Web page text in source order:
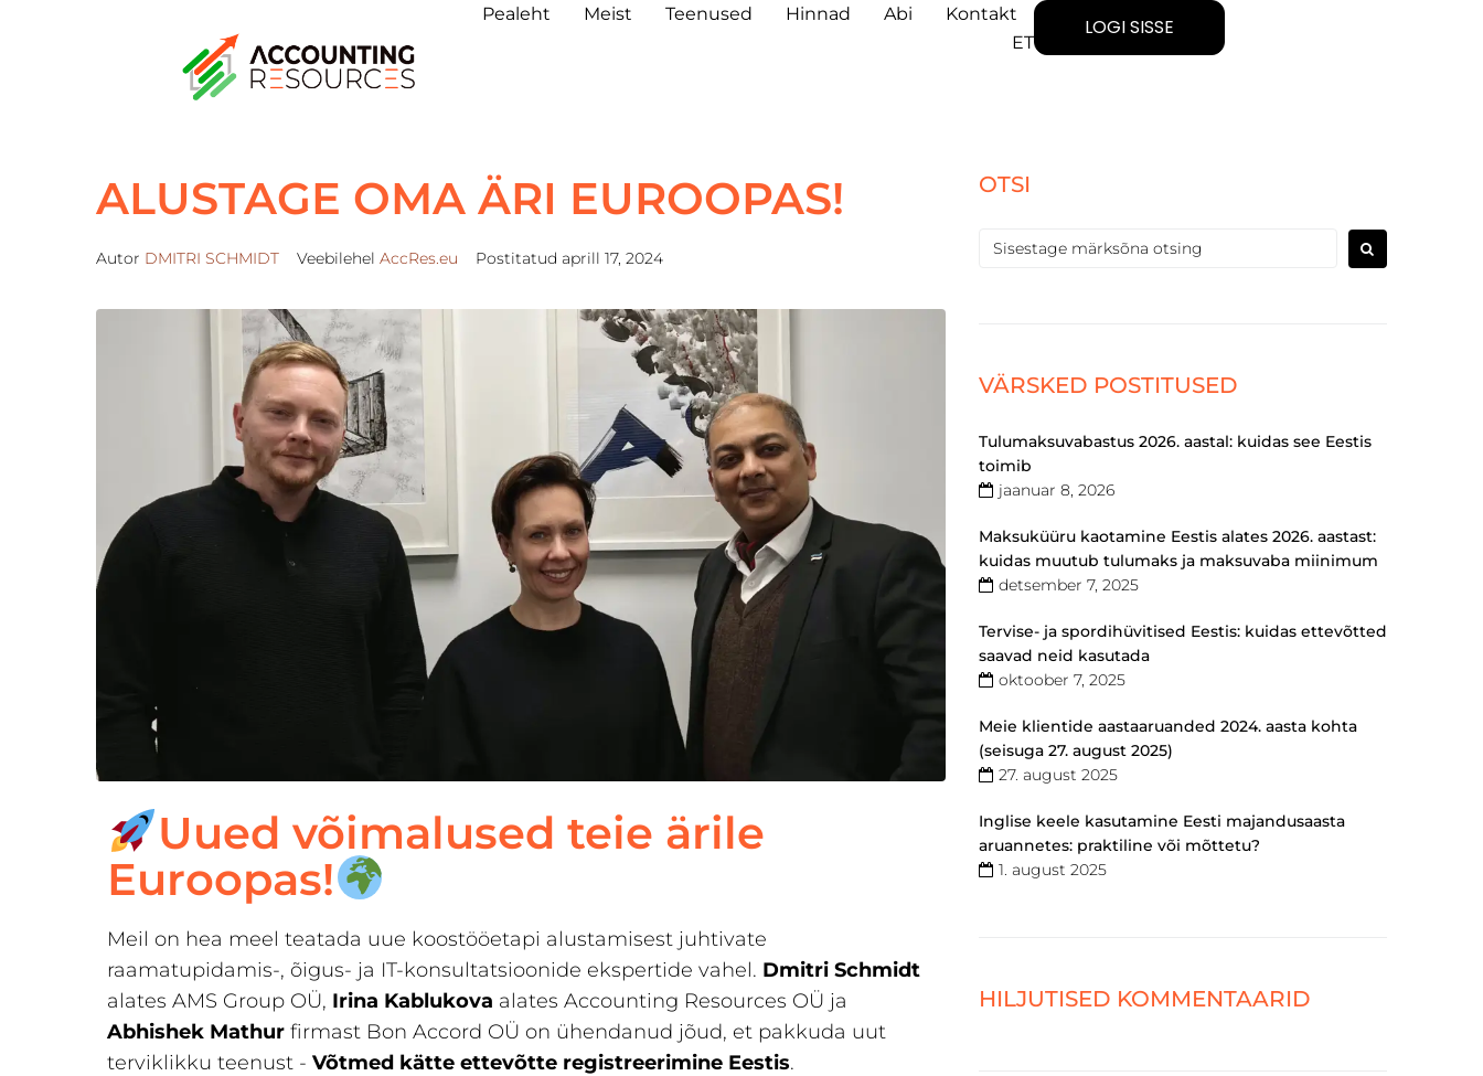
Pealeht Meist Teenused Hinnad Abi
Kontakt
ET
LOGI SISSE
ALUSTAGE OMA ÄRI EUROOPAS!
Autor DMITRI SCHMIDT Veebilehel AccRes.eu Postitatud aprill 17, 2024
Uued võimalused teie ärile
Euroopas!
Meil on hea meel teatada uue koostööetapi alustamisest juhtivate
raamatupidamis-, õigus- ja IT-konsultatsioonide ekspertide vahel. Dmitri Schmidt
alates AMS Group OÜ, Irina Kablukova alates Accounting Resources OÜ ja
Abhishek Mathur firmast Bon Accord OÜ on ühendanud jõud, et pakkuda uut
terviklikku teenust - Võtmed kätte ettevõtte registreerimine Eestis.
OTSI
VÄRSKED POSTITUSED
Tulumaksuvabastus 2026. aastal: kuidas see Eestis
toimib
jaanuar 8, 2026
Maksuküüru kaotamine Eestis alates 2026. aastast:
kuidas muutub tulumaks ja maksuvaba miinimum
detsember 7, 2025
Tervise- ja spordihüvitised Eestis: kuidas ettevõtted
saavad neid kasutada
oktoober 7, 2025
Meie klientide aastaaruanded 2024. aasta kohta
(seisuga 27. august 2025)
27. august 2025
Inglise keele kasutamine Eesti majandusaasta
aruannetes: praktiline või mõttetu?
1. august 2025
HILJUTISED KOMMENTAARID